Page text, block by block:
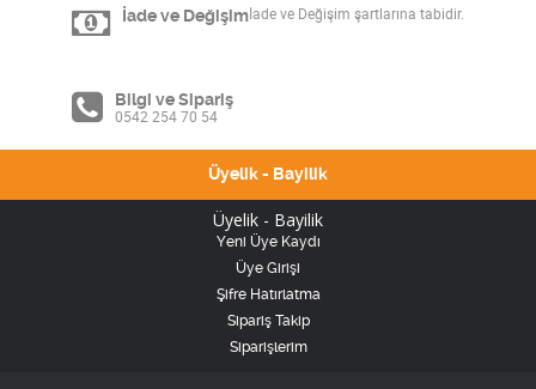
İade ve Değişim İade ve Değişim şartlarına tabidir.
Bilgi ve Sipariş
0542 254 70 54
Üyelik - Bayilik
Üyelik - Bayilik
Yeni Üye Kaydı
Üye Girişi
Şifre Hatırlatma
Sipariş Takip
Siparişlerim